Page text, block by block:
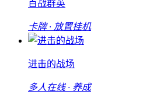
百战群英
卡牌 · 放置挂机
进击的战场
多人在线 · 养成